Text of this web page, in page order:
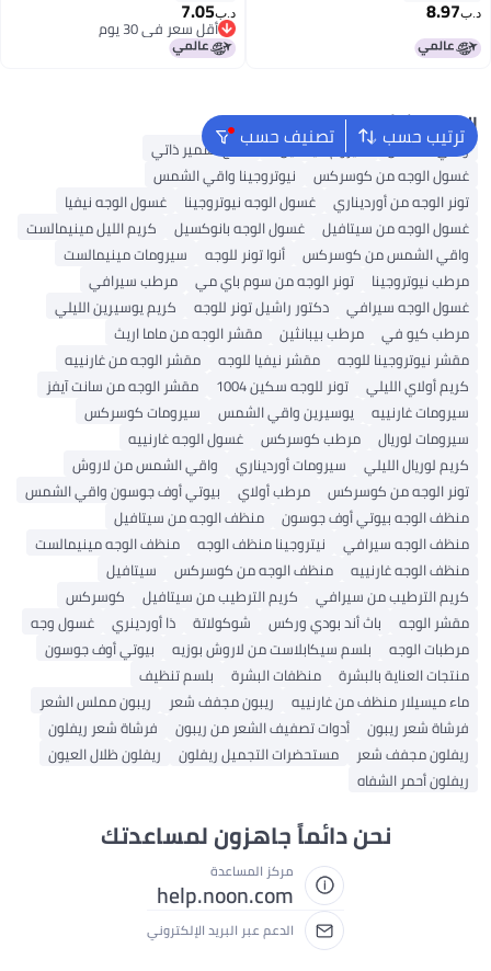
الأمد، 1 قطعة
د.ب‏8.97 لإعادة الاستخدام، لطيف على
البشرة، 1 قطعة
د.ب‏7.05
أقل سعر في 30 يوم
أقل سعر في 30 يوم
ترتيب حسب تصنيف حسب البحث الشائع
واقي الشمس سيروم فيتامين C
منتج تسمير ذاتي
غسول الوجه من كوسركس
نيوتروجينا واقي الشمس
تونر الوجه من أورديناري
غسول الوجه نيوتروجينا
غسول الوجه نيفيا
غسول الوجه من سيتافيل
غسول الوجه بانوكسيل
كريم الليل مينيمالست
واقي الشمس من كوسركس
أنوا تونر للوجه
سيرومات مينيمالست
مرطب نيوتروجينا
تونر الوجه من سوم باي مي
مرطب سيرافي
غسول الوجه سيرافي
دكتور راشيل تونر للوجه
كريم يوسيرين الليلي
مرطب كيو في
مرطب بيبانثين
مقشر الوجه من ماما اريث
مقشر نيوتروجينا للوجه
مقشر نيفيا للوجه
مقشر الوجه من غارنييه
كريم أولاي الليلي
تونر للوجه سكين 1004
مقشر الوجه من سانت آيفز
سيرومات غارنييه
يوسيرين واقي الشمس
سيرومات كوسركس
سيرومات لوريال
مرطب كوسركس
غسول الوجه غارنييه
كريم لوريال الليلي
سيرومات أورديناري
واقي الشمس من لاروش
تونر الوجه من كوسركس
مرطب أولاي
بيوتي أوف جوسون واقي الشمس
منظف ​​الوجه بيوتي أوف جوسون
منظف ​​الوجه من سيتافيل
منظف ​​الوجه سيرافي
نيتروجينا منظف الوجه
منظف ​​الوجه مينيمالست
منظف ​​الوجه غارنييه
منظف ​​الوجه من كوسركس
سيتافيل
كريم الترطيب من سيرافي
كريم الترطيب من سيتافيل
كوسركس
مقشر الوجه
باث أند بودي وركس شوكولاتة ذا أوردينري
غسول وجه
مرطبات الوجه
بلسم سيكابلاست من لاروش بوزيه
بيوتي أوف جوسون
منتجات العناية بالبشرة
منظفات البشرة
بلسم تنظيف
ماء ميسيلار منظف من غارنييه
ريبون مجفف شعر
ريبون مملس الشعر
فرشاة شعر ريبون
أدوات تصفيف الشعر من ريبون
فرشاة شعر ريفلون
ريفلون مجفف شعر
مستحضرات التجميل ريفلون
ريفلون ظلال العيون
ريفلون أحمر الشفاه
نحن دائماً جاهزون لمساعدتك
مركز المساعدة
help.noon.com
الدعم عبر البريد الإلكتروني